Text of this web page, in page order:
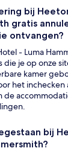
bij
gratis
ontvangen?
- Luma
die je op onze
kamer
het inchecken
de
bij